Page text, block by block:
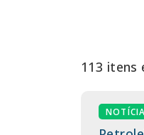
113 itens
NOTÍCIA